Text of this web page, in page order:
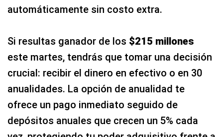
automáticamente sin costo extra.
Si resultas ganador de los $215 millones
este martes, tendrás que tomar una decisión
crucial: recibir el dinero en efectivo o en 30
anualidades. La opción de anualidad te
ofrece un pago inmediato seguido de
depósitos anuales que crecen un 5% cada